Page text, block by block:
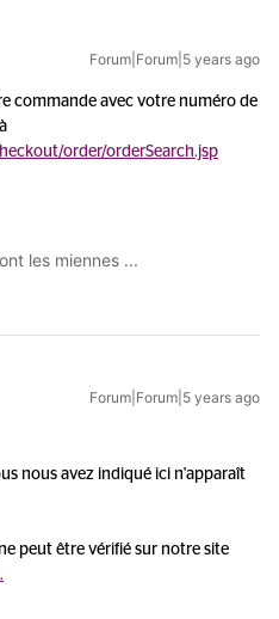
Forum|Forum|5 years ago
commande avec votre numéro de
order/orderSearch.jsp
les miennes ...
Forum|Forum|5 years ago
nous avez indiqué ici n'apparaît
peut être vérifié sur notre site